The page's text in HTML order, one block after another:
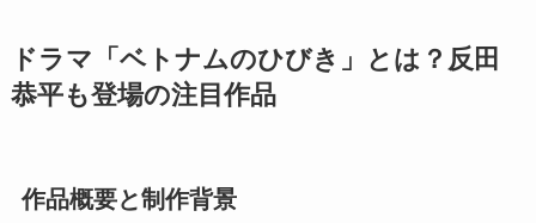
ドラマ「ベトナムのひびき」とは？反田
恭平も登場の注目作品
作品概要と制作背景